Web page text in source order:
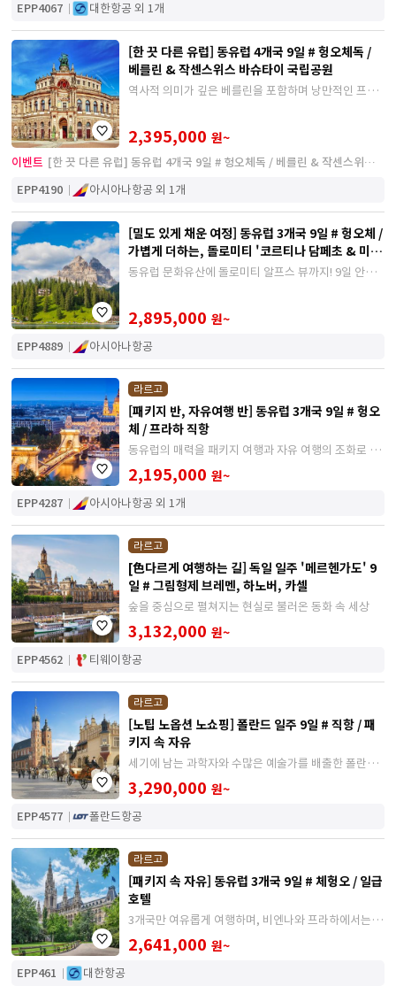
EPP4067
대한항공 외 1개
[한 끗 다른 유럽] 동유럽 4개국 9일 # 헝오체독 /
베를린 & 작센스위스 바슈타이 국립공원
역사적 의미가 깊은 베를린을 포함하며 낭만적인 프라
2,395,000 원~
이벤트 [한 끗 다른 유럽] 동유럽 4개국 9일 # 헝오체독 / 베를린 & 작센스위스
바슈타이 국립공원
EPP4190 아시아나항공 외 1개
[밀도 있게 채운 여정] 동유럽 3개국 9일 # 헝오체 /
가볍게 더하는, 돌로미티 '코르티나 담페초 & 미수
리나 호수'
동유럽 문화유산에 돌로미티 알프스 뷰까지! 9일 안에
2,895,000 원~
EPP4889 아시아나항공
라르고
[패키지 반, 자유여행 반] 동유럽 3개국 9일 # 헝오
체 / 프라하 직항
동유럽의 매력을 패키지 여행과 자유 여행의 조화로 경
험할 수 있도록 구성된 일정
2,195,000 원~
EPP4287 아시아나항공 외 1개
라르고
[色다르게 여행하는 길] 독일 일주 '메르헨가도' 9
일 # 그림형제 브레멘, 하노버, 카셀
숲을 중심으로 펼쳐지는 현실로 불러온 동화 속 세상
3,132,000 원~
EPP4562 티웨이항공
라르고
[노팁 노옵션 노쇼핑] 폴란드 일주 9일 # 직항 / 패
키지 속 자유
세기에 남는 과학자와 수많은 예술가를 배출한 폴란드
에서 예술적 정취를 한껏 느낄 수 있는 일정
3,290,000 원~
EPP4577 폴란드항공
라르고
[패키지 속 자유] 동유럽 3개국 9일 # 체헝오 / 일급
호텔
3개국만 여유롭게 여행하며, 비엔나와 프라하에서는 나
만의 자유시간을 갖는 여행
2,641,000 원~
EPP461 대한항공